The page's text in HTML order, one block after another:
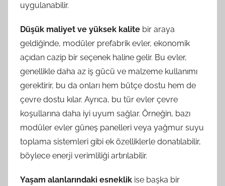
uygulanabilir.
Düşük maliyet ve yüksek kalite bir araya
geldiğinde, modüler prefabrik evler, ekonomik
açıdan cazip bir seçenek haline gelir. Bu evler,
genellikle daha az iş gücü ve malzeme kullanımı
gerektirir, bu da onları hem bütçe dostu hem de
çevre dostu kılar. Ayrıca, bu tür evler çevre
koşullarına daha iyi uyum sağlar. Örneğin, bazı
modüler evler güneş panelleri veya yağmur suyu
toplama sistemleri gibi ek özelliklerle donatılabilir,
böylece enerji verimliliği artırılabilir.
Yaşam alanlarındaki esneklik ise başka bir